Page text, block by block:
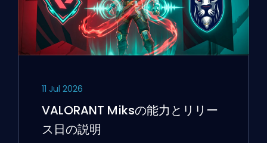
11 Jul 2026
VALORANT Miksの能力とリリー
ス日の説明